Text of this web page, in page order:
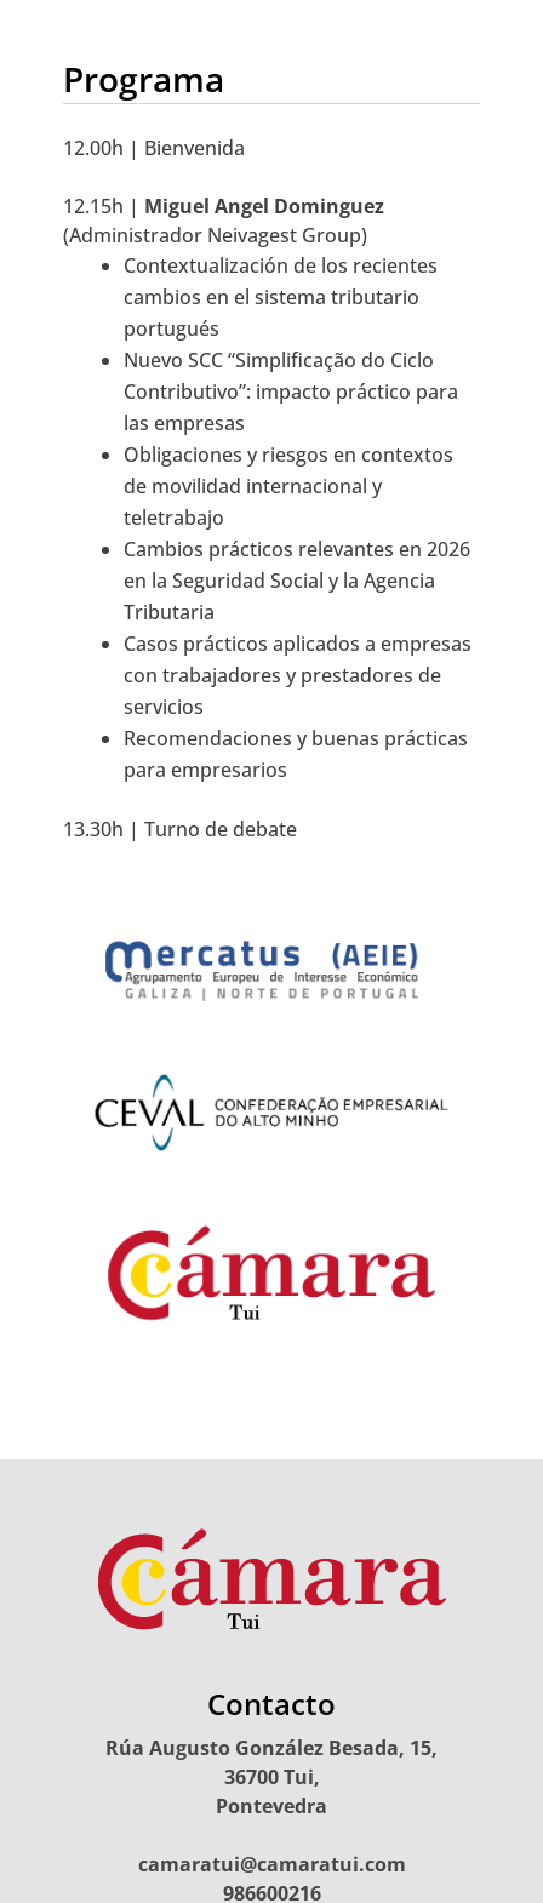
Programa
12.00h | Bienvenida
12.15h | Miguel Angel Dominguez
(Administrador Neivagest Group)
Contextualización de los recientes
cambios en el sistema tributario
portugués
Nuevo SCC “Simplificação do Ciclo
Contributivo”: impacto práctico para
las empresas
Obligaciones y riesgos en contextos
de movilidad internacional y
teletrabajo
Cambios prácticos relevantes en 2026
en la Seguridad Social y la Agencia
Tributaria
Casos prácticos aplicados a empresas
con trabajadores y prestadores de
servicios
Recomendaciones y buenas prácticas
para empresarios
13.30h | Turno de debate
Contacto
Rúa Augusto González Besada, 15,
36700 Tui,
Pontevedra
camaratui@camaratui.com
986600216